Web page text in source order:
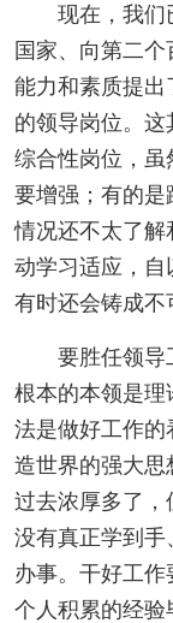
现在，我们
国家、向第二
能力和素质提
的领导岗位。
综合性岗位，
要增强；有的
情况还不太了解
动学习适应，自
有时还会铸成不
要胜任领导
根本的本领是
法是做好工作的
造世界的强大思
过去浓厚多了，
没有真正学到手
办事。干好工
个人积累的经验